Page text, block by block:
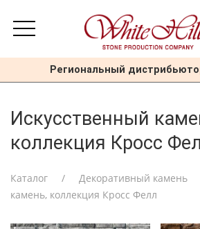
Региональный
Искусственный
коллекция Кросс
Каталог Декоративный камень
камень, коллекция Кросс Фелл